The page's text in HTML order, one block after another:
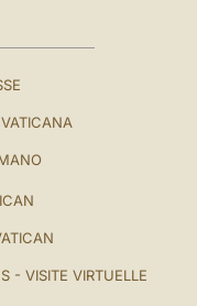
- VISITE VIRTUELLE